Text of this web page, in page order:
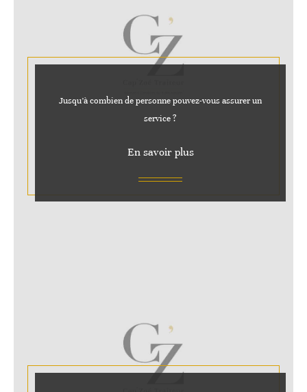
Jusqu’à combien de personne pouvez-vous assurer un
service ?
En savoir plus